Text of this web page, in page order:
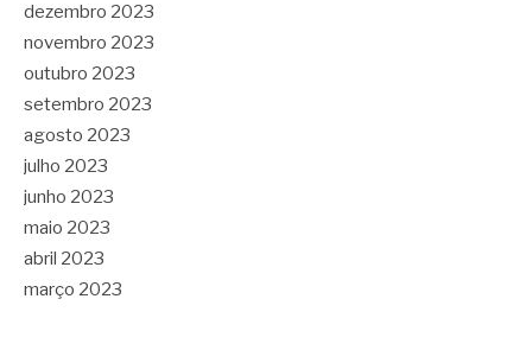
dezembro 2023
novembro 2023
outubro 2023
setembro 2023
agosto 2023
julho 2023
junho 2023
maio 2023
abril 2023
março 2023